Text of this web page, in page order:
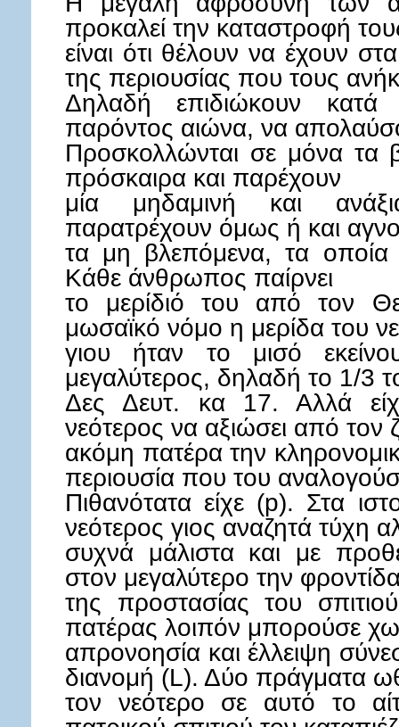
προκαλεί την καταστροφή
είναι ότι θέλουν να έχουν
της περιουσίας που τους
Δηλαδή επιδιώκουν
παρόντος αιώνα, να
Προσκολλώνται σε μόνα τα
πρόσκαιρα και παρέχουν
μία μηδαμινή και
παρατρέχουν όμως ή και
τα μη βλεπόμενα, τα οποία
Κάθε άνθρωπος παίρνει
το μερίδιό του από τον
μωσαϊκό νόμο η μερίδα του
γιου ήταν το μισό
μεγαλύτερος, δηλαδή το 1/3
Δες Δευτ. κα 17. Αλλά
νεότερος να αξιώσει από τον
ακόμη πατέρα την
περιουσία που του
Πιθανότατα είχε (p). Στα
νεότερος γιος αναζητά τύχη
συχνά μάλιστα και με
στον μεγαλύτερο την
της προστασίας του
πατέρας λοιπόν μπορούσε
απρονοησία και έλλειψη
διανομή (L). Δύο πράγματα
τον νεότερο σε αυτό το